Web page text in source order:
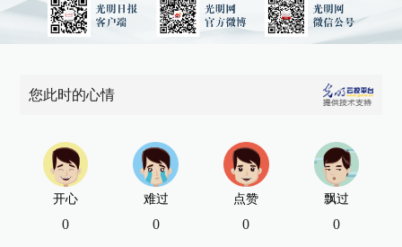
您此时的心情
开心
0
难过
0
点赞
0
飘过
0